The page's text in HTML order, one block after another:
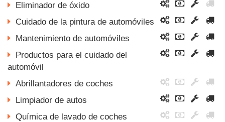
Eliminador de óxido
Cuidado de la pintura de automóviles
Mantenimiento de automóviles
Productos para el cuidado del
automóvil
Abrillantadores de coches
Limpiador de autos
Química de lavado de coches